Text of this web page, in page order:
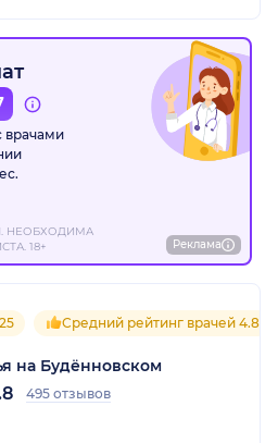
врачами
НЕОБХОДИМА
18+
Реклама
Средний рейтинг врачей 4.8
на Будённовском
495 отзывов